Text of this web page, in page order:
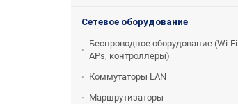
Сетевое оборудование
Беспроводное оборудование (Wi-Fi
APs, контроллеры)
Коммутаторы LAN
Маршрутизаторы